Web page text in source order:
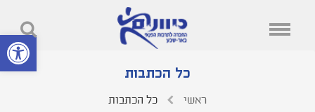
פתח סרגל
כל הכתבות
ראשי כל הכתבות